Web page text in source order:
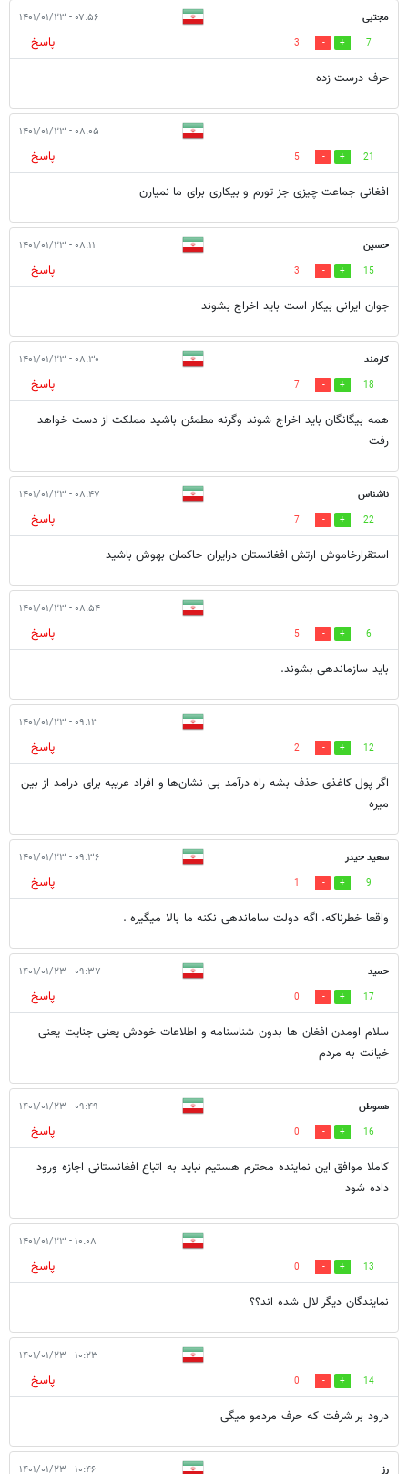
مجتبی ۰۷:۵۶ - ۱۴۰۱/۰۱/۲۳
7
3
پاسخ
حرف درست زده
۰۸:۰۵ - ۱۴۰۱/۰۱/۲۳
21
5
پاسخ
افغانی جماعت چیزی جز تورم و بیکاری برای ما نمیارن
حسین ۰۸:۱۱ - ۱۴۰۱/۰۱/۲۳
15
3
پاسخ
جوان ایرانی بیکار است باید اخراج بشوند
کارمند ۰۸:۳۰ - ۱۴۰۱/۰۱/۲۳
18
7
پاسخ
همه بیگانگان باید اخراج شوند وگرنه مطمئن باشید مملکت از دست خواهد
رفت
ناشناس ۰۸:۴۷ - ۱۴۰۱/۰۱/۲۳
22
7
پاسخ
استقرارخاموش ارتش افغانستان درایران حاکمان بهوش باشید
۰۸:۵۴ - ۱۴۰۱/۰۱/۲۳
6
5
پاسخ
باید سازماندهی بشوند.
۰۹:۱۳ - ۱۴۰۱/۰۱/۲۳
12
2
پاسخ
اگر پول کاغذی حذف بشه راه درآمد بی نشان‌ها و افراد عریبه برای درامد از بین
میره
سعید حیدر ۰۹:۳۶ - ۱۴۰۱/۰۱/۲۳
9
1
پاسخ
واقعا خطرناکه. اگه دولت ساماندهی نکنه ما بالا میگیره .
حمید ۰۹:۳۷ - ۱۴۰۱/۰۱/۲۳
17
0
پاسخ
سلام اومدن افغان ها بدون شناسنامه و اطلاعات خودش یعنی جنایت یعنی
خیانت به مردم
هموطن ۰۹:۴۹ - ۱۴۰۱/۰۱/۲۳
16
0
پاسخ
کاملا موافق این نماینده محترم هستیم نباید به اتباع افغانستانی اجازه ورود
داده شود
۱۰:۰۸ - ۱۴۰۱/۰۱/۲۳
13
0
پاسخ
نمایندگان دیگر لال شده اند؟؟
۱۰:۲۳ - ۱۴۰۱/۰۱/۲۳
14
0
پاسخ
درود بر شرفت که حرف مردمو میگی
رز ۱۰:۴۶ - ۱۴۰۱/۰۱/۲۳